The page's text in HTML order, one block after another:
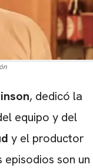
, dedicó la
equipo y del
y el productor
episodios son un